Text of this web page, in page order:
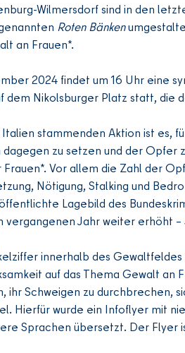
Wilmersdorf sind in den
Roten Bänken
an Frauen*.
2024 findet um 16 Uhr eine
dem Nikolsburger Platz statt, die
Italien stammenden Aktion ist es,
dagegen zu setzen und der
Vor allem die Zahl der
Nötigung, Stalking und
Lagebild des
vergangenen Jahr weiter erhöht
innerhalb des
auf das Thema Gewalt an
ihr Schweigen zu durchbrechen,
Hierfür wurde ein Infoflyer mit
Sprachen übersetzt. Der Flyer